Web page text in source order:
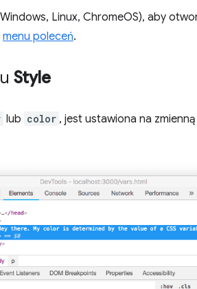
Linux, ChromeOS), aby
menu poleceń.
Style
lub color , jest ustawiona na